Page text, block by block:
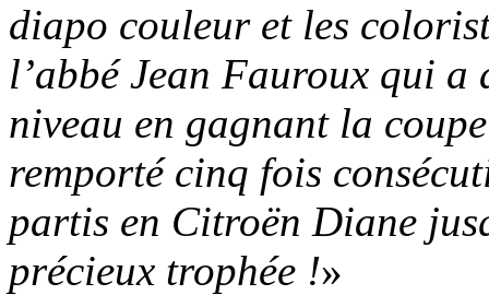
diapo couleur et les
l’abbé Jean Fauroux qui a
niveau en gagnant la
remporté cinq fois
partis en Citroën Diane
précieux trophée !»